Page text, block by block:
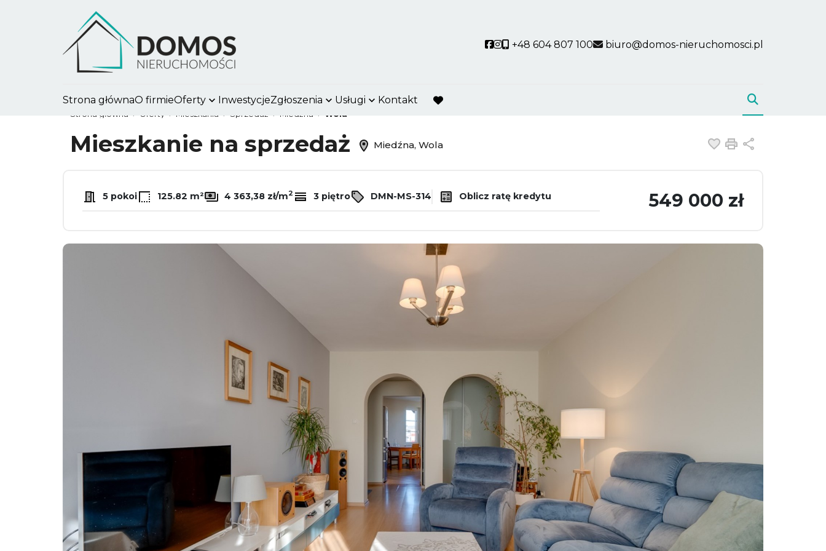
Social link
Social link
+48 604 807 100 biuro@domos-nieruchomosci.pl
Strona głównaO firmieOferty InwestycjeZgłoszenia Usługi Kontakt
favorite
Strona główna Oferty Mieszkania Sprzedaż Miedźna Wola
Mieszkanie na sprzedaż Miedźna, Wola Dodaj do
Drukuj
5 pokoi 125.82 m² 4 363,38 zł/m2 3 piętro DMN-MS-314 Oblicz ratę kredytu 549 000 zł